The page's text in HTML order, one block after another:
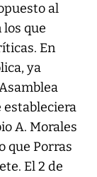
al
los que
En
ya
estableciera
A. Morales
que Porras
El 2 de